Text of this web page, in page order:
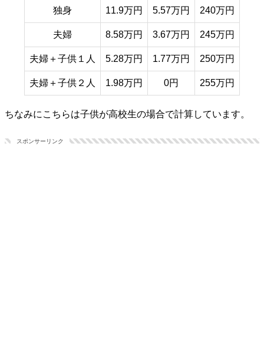
独身 11.9万円 5.57万円 240万円
夫婦 8.58万円 3.67万円 245万円
夫婦＋子供１人 5.28万円 1.77万円 250万円
夫婦＋子供２人 1.98万円 0円 255万円
ちなみにこちらは子供が高校生の場合で計算しています。
スポンサーリンク